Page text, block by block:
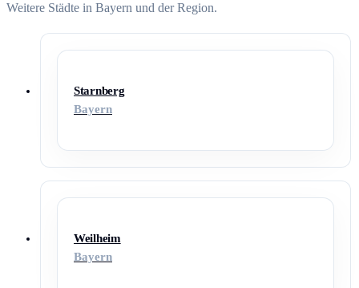
Weitere Städte in Bayern und der Region.
Starnberg
Bayern
Weilheim
Bayern